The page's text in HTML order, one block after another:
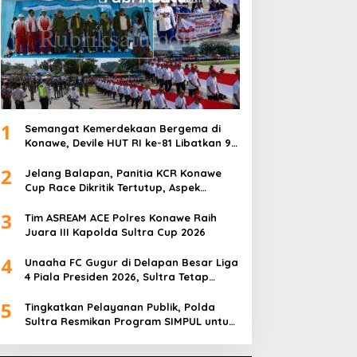
1
Semangat Kemerdekaan Bergema di
Konawe, Devile HUT RI ke-81 Libatkan 98
2
Jelang Balapan, Panitia KCR Konawe
Cup Race Dikritik Tertutup, Aspek
3
Tim ASREAM ACE Polres Konawe Raih
Juara III Kapolda Sultra Cup 2026
4
Unaaha FC Gugur di Delapan Besar Liga
4 Piala Presiden 2026, Sultra Tetap
5
Tingkatkan Pelayanan Publik, Polda
Sultra Resmikan Program SIMPUL untuk